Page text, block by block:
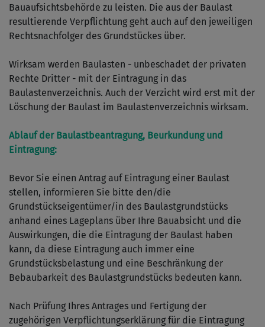
Bauaufsichtsbehörde zu leisten. Die aus der Baulast
resultierende Verpflichtung geht auch auf den jeweiligen
Rechtsnachfolger des Grundstückes über.
Wirksam werden Baulasten - unbeschadet der privaten
Rechte Dritter - mit der Eintragung in das
Baulastenverzeichnis. Auch der Verzicht wird erst mit der
Löschung der Baulast im Baulastenverzeichnis wirksam.
Ablauf der Baulastbeantragung, Beurkundung und
Eintragung:
Bevor Sie einen Antrag auf Eintragung einer Baulast
stellen, informieren Sie bitte den/die
Grundstückseigentümer/in des Baulastgrundstücks
anhand eines Lageplans über Ihre Bauabsicht und die
Auswirkungen, die die Eintragung der Baulast haben
kann, da diese Eintragung auch immer eine
Grundstücksbelastung und eine Beschränkung der
Bebaubarkeit des Baulastgrundstücks bedeuten kann.
Nach Prüfung Ihres Antrages und Fertigung der
zugehörigen Verpflichtungserklärung für die Eintragung